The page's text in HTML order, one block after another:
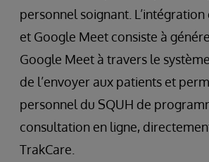
personnel soignant.
et Google Meet consiste à
Google Meet à travers le
de l’envoyer aux patients et
personnel du SQUH de
consultation en ligne,
TrakCare.